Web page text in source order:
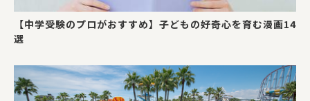
【中学受験のプロがおすすめ】子どもの好奇心を育む漫画14
選